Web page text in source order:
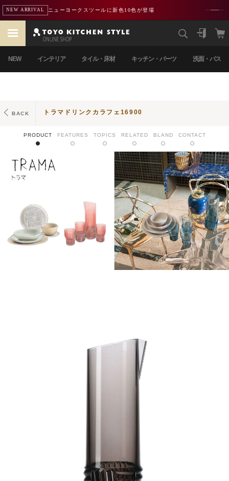
NEW ARRIVAL ニューヨークスツールに新色10色が登場
NEW インテリア タイル・床材 キッチン・パーツ 洗面・バス
BACK トラマドリンクカラフェ16900
PRODUCT FEATURES TOPICS RELATED BLAND CONTACT